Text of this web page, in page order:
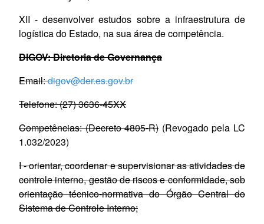
XII - desenvolver estudos sobre a infraestrutura de
logística do Estado, na sua área de competência.
DIGOV: Diretoria de Governança
Email:digov@der.es.gov.br
Telefone: (27) 3636-45XX
Competências: (Decreto 4805-R)(Revogado pela LC
1.032/2023)
I - orientar, coordenar e supervisionar as atividades de
controle interno, gestão de riscos e conformidade, sob
orientação técnico-normativa do Órgão Central do
Sistema de Controle Interno;